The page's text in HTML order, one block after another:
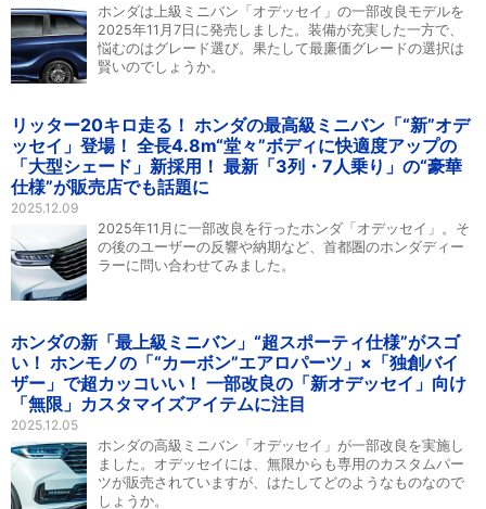
ホンダは上級ミニバン「オデッセイ」の一部改良モデルを
2025年11月7日に発売しました。装備が充実した一方で、
悩むのはグレード選び。果たして最廉価グレードの選択は
賢いのでしょうか。
リッター20キロ走る！ ホンダの最高級ミニバン「“新”オデ
ッセイ」登場！ 全長4.8m“堂々”ボディに快適度アップの
「大型シェード」新採用！ 最新「3列・7人乗り」の“豪華
仕様”が販売店でも話題に
2025.12.09
2025年11月に一部改良を行ったホンダ「オデッセイ」。そ
の後のユーザーの反響や納期など、首都圏のホンダディー
ラーに問い合わせてみました。
ホンダの新「最上級ミニバン」“超スポーティ仕様”がスゴ
い！ ホンモノの「“カーボン”エアロパーツ」×「独創バイ
ザー」で超カッコいい！ 一部改良の「新オデッセイ」向け
「無限」カスタマイズアイテムに注目
2025.12.05
ホンダの高級ミニバン「オデッセイ」が一部改良を実施し
ました。オデッセイには、無限からも専用のカスタムパー
ツが販売されていますが、はたしてどのようなものなので
しょうか。